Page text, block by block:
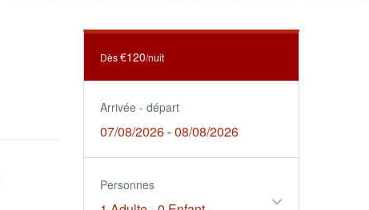
Dès€120/nuit
Arrivée - départ
07/08/2026-08/08/2026
Personnes